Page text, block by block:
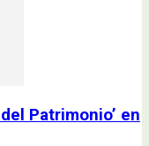
Patrimonio’ en